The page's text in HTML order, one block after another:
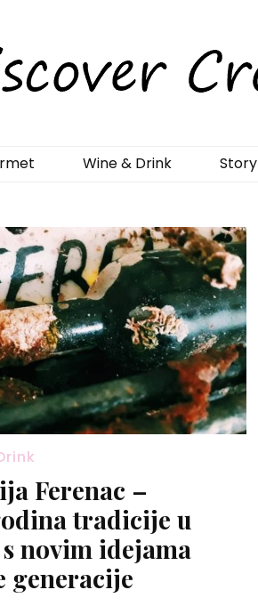
Wine & Drink Story
Ferenac –
tradicije u
novim idejama
generacije